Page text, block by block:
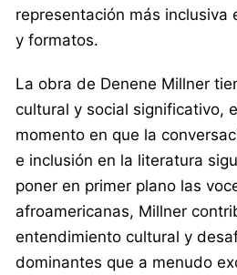
representación más inclusiva
y formatos.
La obra de Denene Millner
cultural y social significativo,
momento en que la
e inclusión en la literatura
poner en primer plano las
afroamericanas, Millner
entendimiento cultural y
dominantes que a menudo